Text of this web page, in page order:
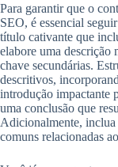
Para garantir que o
SEO, é essencial
título cativante que
elabore uma descrição
chave secundárias.
descritivos,
introdução impactante
uma conclusão que
Adicionalmente, inclua
comuns relacionadas